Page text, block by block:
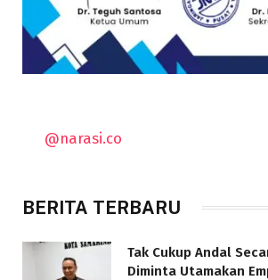
@narasi.co
BERITA TERBARU
Tak Cukup Andal
Diminta Utamakan